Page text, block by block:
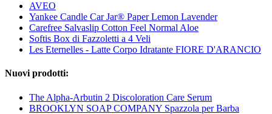
AVEO
Yankee Candle Car Jar® Paper Lemon Lavender
Carefree Salvaslip Cotton Feel Normal Aloe
Softis Box di Fazzoletti a 4 Veli
Les Eternelles - Latte Corpo Idratante FIORE D'ARANCIO
Nuovi prodotti:
The Alpha-Arbutin 2 Discoloration Care Serum
BROOKLYN SOAP COMPANY Spazzola per Barba